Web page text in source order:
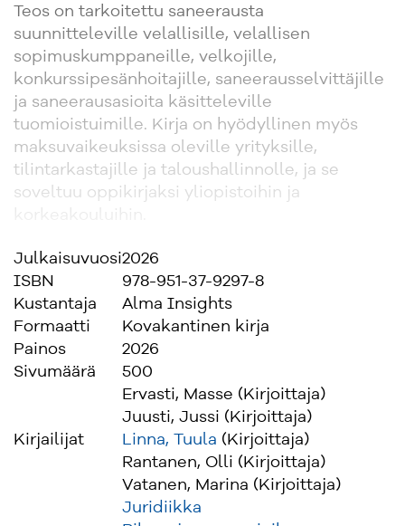
Teos on tarkoitettu saneerausta
suunnitteleville velallisille, velallisen
sopimuskumppaneille, velkojille,
konkurssipesänhoitajille, saneerausselvittäjille
ja saneerausasioita käsitteleville
tuomioistuimille. Kirja on hyödyllinen myös
maksuvaikeuksissa oleville yrityksille,
tilintarkastajille ja taloushallinnolle, ja se
soveltuu oppikirjaksi yliopistoihin ja
Julkaisuvuosi2026
ISBN
978-951-37-9297-8
Kustantaja
Alma Insights
Formaatti
Kovakantinen kirja
Painos
2026
Sivumäärä
500
Kirjailijat
Ervasti, Masse (Kirjoittaja)
Juusti, Jussi (Kirjoittaja)
Linna, Tuula (Kirjoittaja)
Rantanen, Olli (Kirjoittaja)
Vatanen, Marina (Kirjoittaja)
Juridiikka